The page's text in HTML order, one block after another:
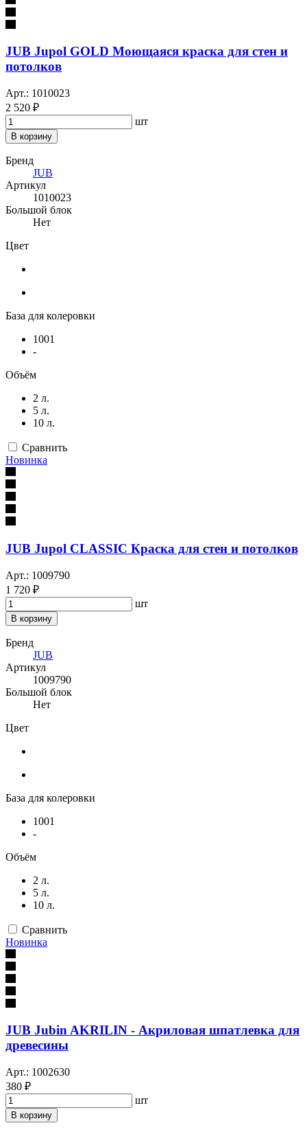
JUB Jupol GOLD Моющаяся краска для стен и
потолков
Арт.: 1010023
2 520 ₽
шт
В корзину
Бренд
JUB
Артикул
1010023
Большой блок
Нет
Цвет
База для колеровки
1001
-
Объём
2 л.
5 л.
10 л.
Сравнить
Новинка
JUB Jupol CLASSIC Краска для стен и потолков
Арт.: 1009790
1 720 ₽
шт
В корзину
Бренд
JUB
Артикул
1009790
Большой блок
Нет
Цвет
База для колеровки
1001
-
Объём
2 л.
5 л.
10 л.
Сравнить
Новинка
JUB Jubin AKRILIN - Акриловая шпатлевка для
древесины
Арт.: 1002630
380 ₽
шт
В корзину